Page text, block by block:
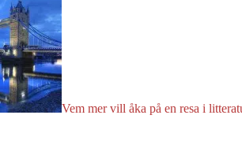
Vem mer vill åka på en resa i